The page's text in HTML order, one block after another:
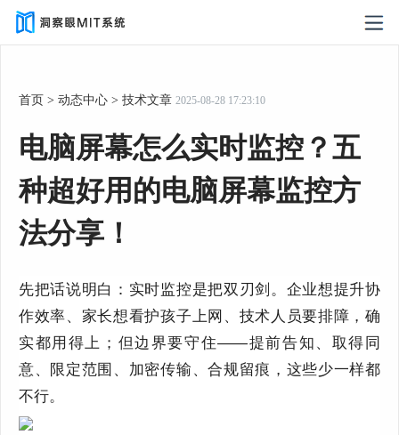
首页 > 动态中心 > 技术文章 2025-08-28 17:23:10
电脑屏幕怎么实时监控？五
种超好用的电脑屏幕监控方
法分享！
先把话说明白：实时监控是把双刃剑。企业想提升协
作效率、家长想看护孩子上网、技术人员要排障，确
实都用得上；但边界要守住——提前告知、取得同
意、限定范围、加密传输、合规留痕，这些少一样都
不行。